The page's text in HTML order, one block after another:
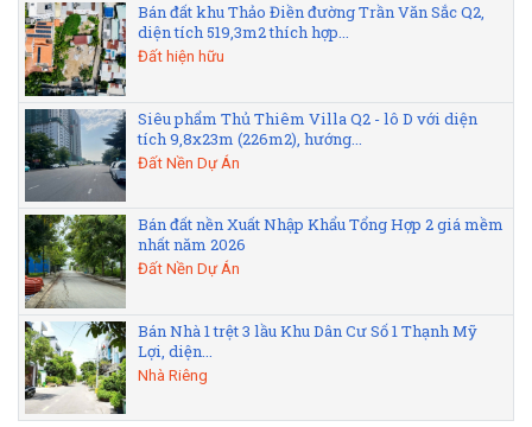
Bán đất khu Thảo Điền đường Trần Văn Sắc Q2,
diện tích 519,3m2 thích hợp...
Đất hiện hữu
Siêu phẩm Thủ Thiêm Villa Q2 - lô D với diện
tích 9,8x23m (226m2), hướng...
Đất Nền Dự Án
Bán đất nền Xuất Nhập Khẩu Tổng Hợp 2 giá mềm
nhất năm 2026
Đất Nền Dự Án
Bán Nhà 1 trệt 3 lầu Khu Dân Cư Số 1 Thạnh Mỹ
Lợi, diện...
Nhà Riêng